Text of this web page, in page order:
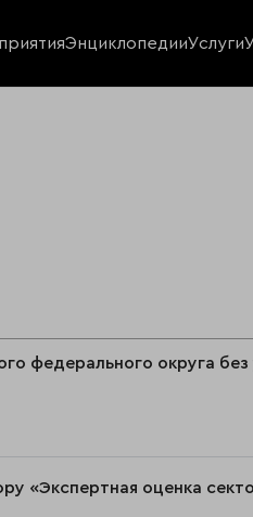
ЭнциклопедииУслуги
федерального округа
«Экспертная оценка